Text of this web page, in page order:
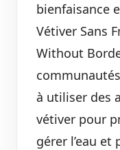
bienfaisance
Vétiver Sans
Without
à utiliser des
vétiver pour
gérer l’eau